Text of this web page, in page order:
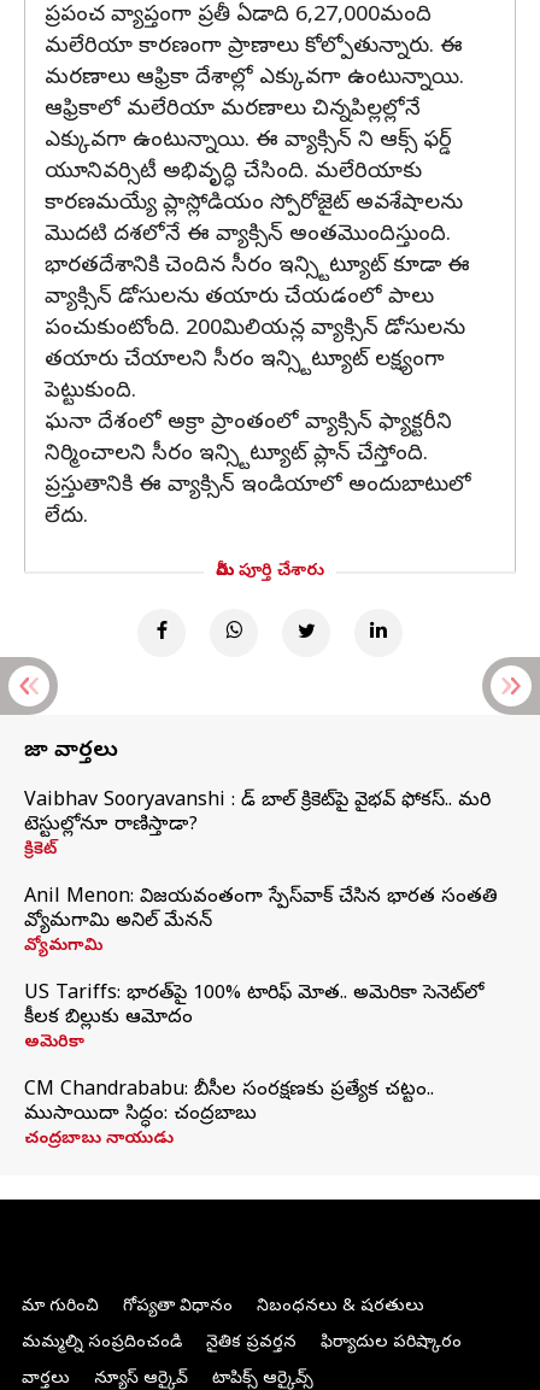
ప్రపంచ వ్యాప్తంగా ప్రతీ ఏడాది 6,27,000మంది
మలేరియా కారణంగా ప్రాణాలు కోల్పోతున్నారు. ఈ
మరణాలు ఆఫ్రికా దేశాల్లో ఎక్కువగా ఉంటున్నాయి.
ఆఫ్రికాలో మలేరియా మరణాలు చిన్నపిల్లల్లోనే
ఎక్కువగా ఉంటున్నాయి. ఈ వ్యాక్సిన్ ని ఆక్స్ ఫర్డ్
యూనివర్సిటీ అభివృద్ధి చేసింది. మలేరియాకు
కారణమయ్యే ప్లాస్లోడియం స్పోరోజైట్ అవశేషాలను
మొదటి దశలోనే ఈ వ్యాక్సిన్ అంతమొందిస్తుంది.
భారతదేశానికి చెందిన సీరం ఇన్స్టిట్యూట్ కూడా ఈ
వ్యాక్సిన్ డోసులను తయారు చేయడంలో పాలు
పంచుకుంటోంది. 200మిలియన్ల వ్యాక్సిన్ డోసులను
తయారు చేయాలని సీరం ఇన్స్టిట్యూట్ లక్ష్యంగా
పెట్టుకుంది.
ఘనా దేశంలో అక్రా ప్రాంతంలో వ్యాక్సిన్ ఫ్యాక్టరీని
నిర్మించాలని సీరం ఇన్స్టిట్యూట్ ప్లాన్ చేస్తోంది.
ప్రస్తుతానికి ఈ వ్యాక్సిన్ ఇండియాలో అందుబాటులో
లేదు.
మీరు పూర్తి చేశారు
తాజా వార్తలు
Vaibhav Sooryavanshi : రెడ్ బాల్ క్రికెట్‌పై వైభవ్ ఫోకస్.. మరి
టెస్టుల్లోనూ రాణిస్తాడా?
క్రికెట్
Anil Menon: విజయవంతంగా స్పేస్‌వాక్‌ చేసిన భారత సంతతి
వ్యోమగామి అనిల్‌ మేనన్
వ్యోమగామి
US Tariffs: భారత్‌పై 100% టారిఫ్‌ మోత.. అమెరికా సెనెట్‌లో
కీలక బిల్లుకు ఆమోదం
అమెరికా
CM Chandrababu: బీసీల సంరక్షణకు ప్రత్యేక చట్టం..
ముసాయిదా సిద్ధం: చంద్రబాబు
చంద్రబాబు నాయుడు
మా గురించి గోప్యతా విధానం
నిబంధనలు & షరతులు
మమ్మల్ని సంప్రదించండి
నైతిక ప్రవర్తన
ఫిర్యాదుల పరిష్కారం
వార్తలు
న్యూస్ ఆర్కైవ్ టాపిక్స్ ఆర్కైవ్స్